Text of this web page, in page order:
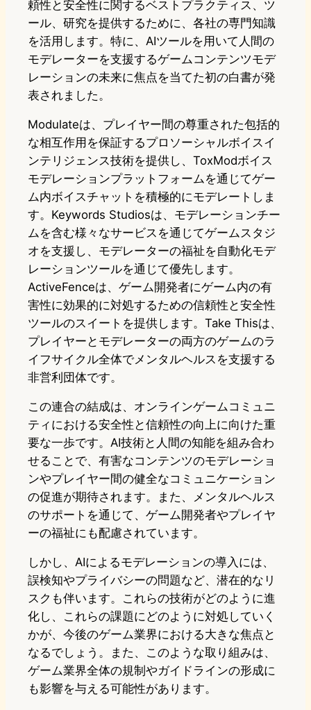
頼性と安全性に関するベストプラクティス、ツ
ール、研究を提供するために、各社の専門知識
を活用します。特に、AIツールを用いて人間の
モデレーターを支援するゲームコンテンツモデ
レーションの未来に焦点を当てた初の白書が発
表されました。
Modulateは、プレイヤー間の尊重された包括的
な相互作用を保証するプロソーシャルボイスイ
ンテリジェンス技術を提供し、ToxModボイス
モデレーションプラットフォームを通じてゲー
ム内ボイスチャットを積極的にモデレートしま
す。Keywords Studiosは、モデレーションチー
ムを含む様々なサービスを通じてゲームスタジ
オを支援し、モデレーターの福祉を自動化モデ
レーションツールを通じて優先します。
ActiveFenceは、ゲーム開発者にゲーム内の有
害性に効果的に対処するための信頼性と安全性
ツールのスイートを提供します。Take Thisは、
プレイヤーとモデレーターの両方のゲームのラ
イフサイクル全体でメンタルヘルスを支援する
非営利団体です。
この連合の結成は、オンラインゲームコミュニ
ティにおける安全性と信頼性の向上に向けた重
要な一歩です。AI技術と人間の知能を組み合わ
せることで、有害なコンテンツのモデレーショ
ンやプレイヤー間の健全なコミュニケーション
の促進が期待されます。また、メンタルヘルス
のサポートを通じて、ゲーム開発者やプレイヤ
ーの福祉にも配慮されています。
しかし、AIによるモデレーションの導入には、
誤検知やプライバシーの問題など、潜在的なリ
スクも伴います。これらの技術がどのように進
化し、これらの課題にどのように対処していく
かが、今後のゲーム業界における大きな焦点と
なるでしょう。また、このような取り組みは、
ゲーム業界全体の規制やガイドラインの形成に
も影響を与える可能性があります。